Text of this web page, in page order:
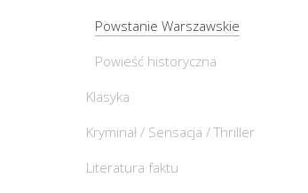
Powstanie Warszawskie
Powieść historyczna
Klasyka
Kryminał / Sensacja / Thriller
Literatura faktu